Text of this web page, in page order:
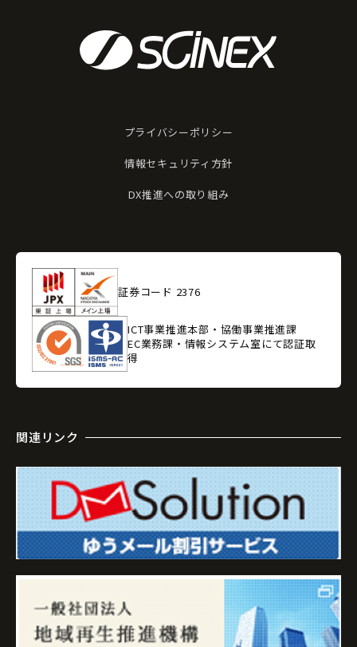
プライバシーポリシー
情報セキュリティ方針
DX推進への取り組み
証券コード 2376
ICT事業推進本部・協働事業推進課
EC業務課・情報システム室にて認証取
得
関連リンク